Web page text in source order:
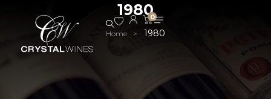
0
1980
Home > 1980